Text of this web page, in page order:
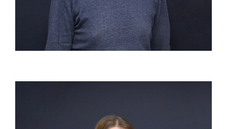
Commericieel medewerker